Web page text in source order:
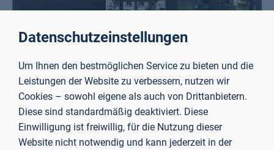
Zentrum Naturwissenschaften
Mehr erfahren
Datenschutzeinstellungen
Um Ihnen den bestmöglichen Service zu bieten und die
Leistungen der Website zu verbessern, nutzen wir
Cookies – sowohl eigene als auch von Drittanbietern.
Diese sind standardmäßig deaktiviert. Diese
Einwilligung ist freiwillig, für die Nutzung dieser
Website nicht notwendig und kann jederzeit in der